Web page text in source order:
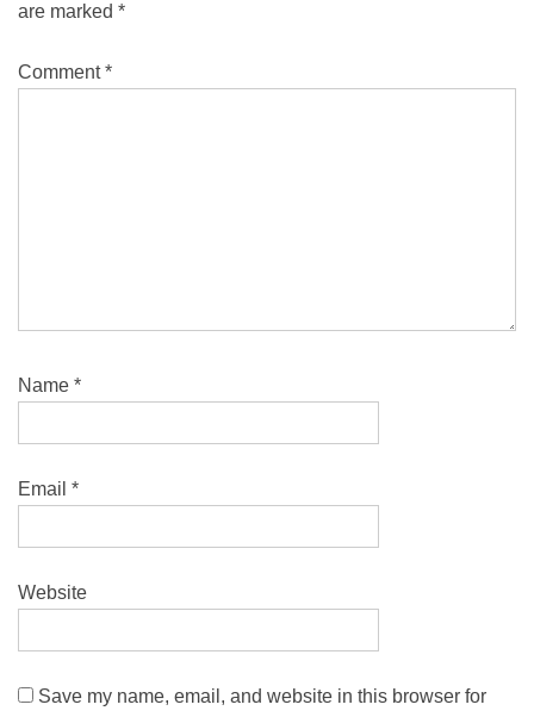
are marked *
Comment*
Name *
Email *
Website
Save my name, email, and website in this browser for